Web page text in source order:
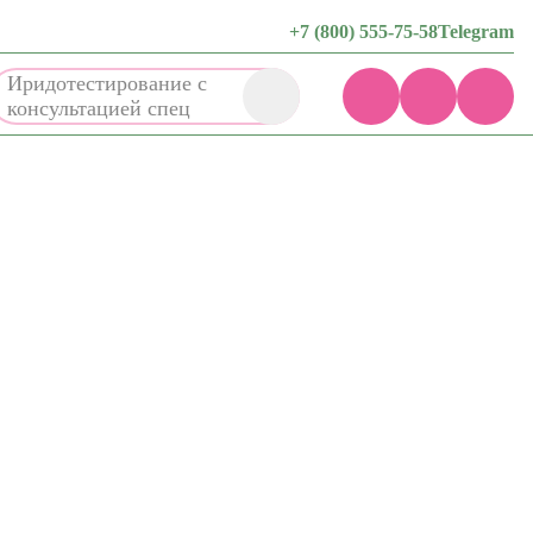
+7 (800) 555-75-58Telegram
Иридотестирование с
консультацией
специалист